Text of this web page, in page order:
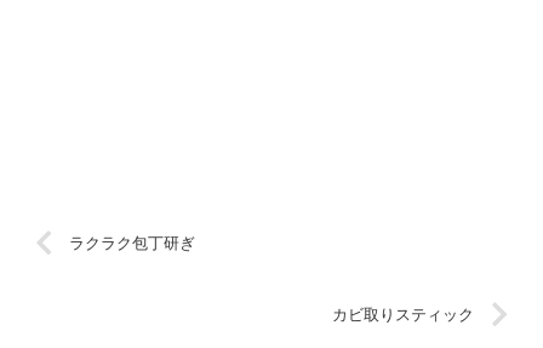
ラクラク包丁研ぎ
カビ取りスティック